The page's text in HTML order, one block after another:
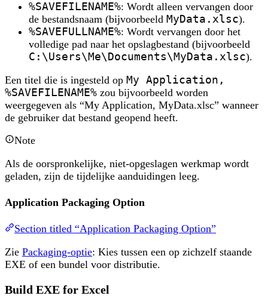
%SAVEFILENAME%: Wordt alleen vervangen door
de bestandsnaam (bijvoorbeeld MyData.xlsc).
%SAVEFULLNAME%: Wordt vervangen door het
volledige pad naar het opslagbestand (bijvoorbeeld
C:\Users\Me\Documents\MyData.xlsc).
Een titel die is ingesteld op My Application,
%SAVEFILENAME% zou bijvoorbeeld worden
weergegeven als “My Application, MyData.xlsc” wanneer
de gebruiker dat bestand geopend heeft.
Note
Als de oorspronkelijke, niet-opgeslagen werkmap wordt
geladen, zijn de tijdelijke aanduidingen leeg.
Application Packaging Option
Section titled “Application Packaging Option”
Zie Packaging-optie: Kies tussen een op zichzelf staande
EXE of een bundel voor distributie.
Build EXE for Excel